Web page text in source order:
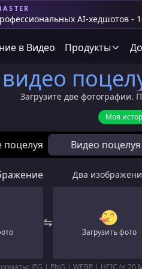
AI-хедшотов -
в Видео Продукты
Загрузите две фотографии.
Моя
Видео поцелуя
Два
Загрузить фото
JPG | PNG | WEBP | HEIC (≤ 20